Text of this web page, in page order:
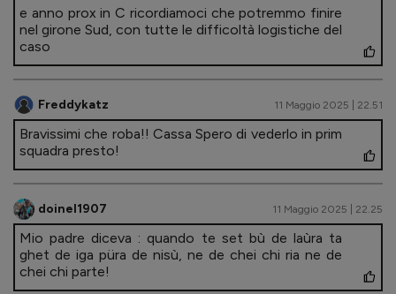
e anno prox in C ricordiamoci che potremmo finire
nel girone Sud, con tutte le difficoltà logistiche del
caso
Freddykatz 11 Maggio 2025 | 22.51
Bravissimi che roba!! Cassa Spero di vederlo in prim
squadra presto!
doinel1907 11 Maggio 2025 | 22.25
Mio padre diceva : quando te set bù de laùra ta
ghet de iga püra de nisù, ne de chei chi ria ne de
chei chi parte!